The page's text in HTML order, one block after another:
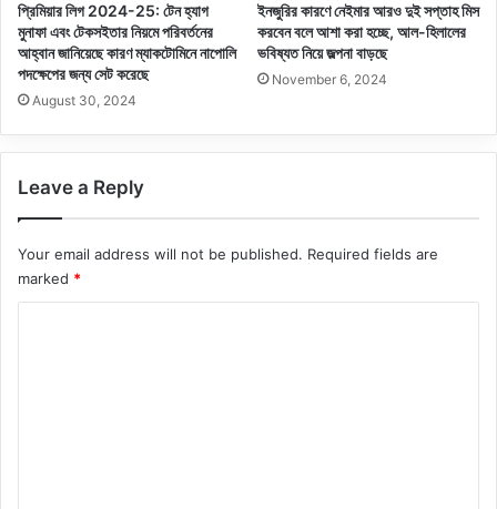
প্রিমিয়ার লিগ 2024-25: টেন হ্যাগ
মুনাফা এবং টেকসইতার নিয়মে পরিবর্তনের
আহ্বান জানিয়েছে কারণ ম্যাকটোমিনে নাপোলি
পদক্ষেপের জন্য সেট করেছে
August 30, 2024
ইনজুরির কারণে নেইমার আরও দুই সপ্তাহ মিস
করবেন বলে আশা করা হচ্ছে, আল-হিলালের
ভবিষ্যত নিয়ে জল্পনা বাড়ছে
November 6, 2024
Leave a Reply
Your email address will not be published. Required fields are
marked *